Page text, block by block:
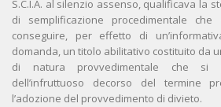
S.C.I.A. al silenzio assenso, qualificava la
di semplificazione procedimentale
conseguire, per effetto di
domanda, un titolo abilitativo costituito da
di natura provvedimentale che si
dell’infruttuoso decorso del termine
l’adozione del provvedimento di divieto.